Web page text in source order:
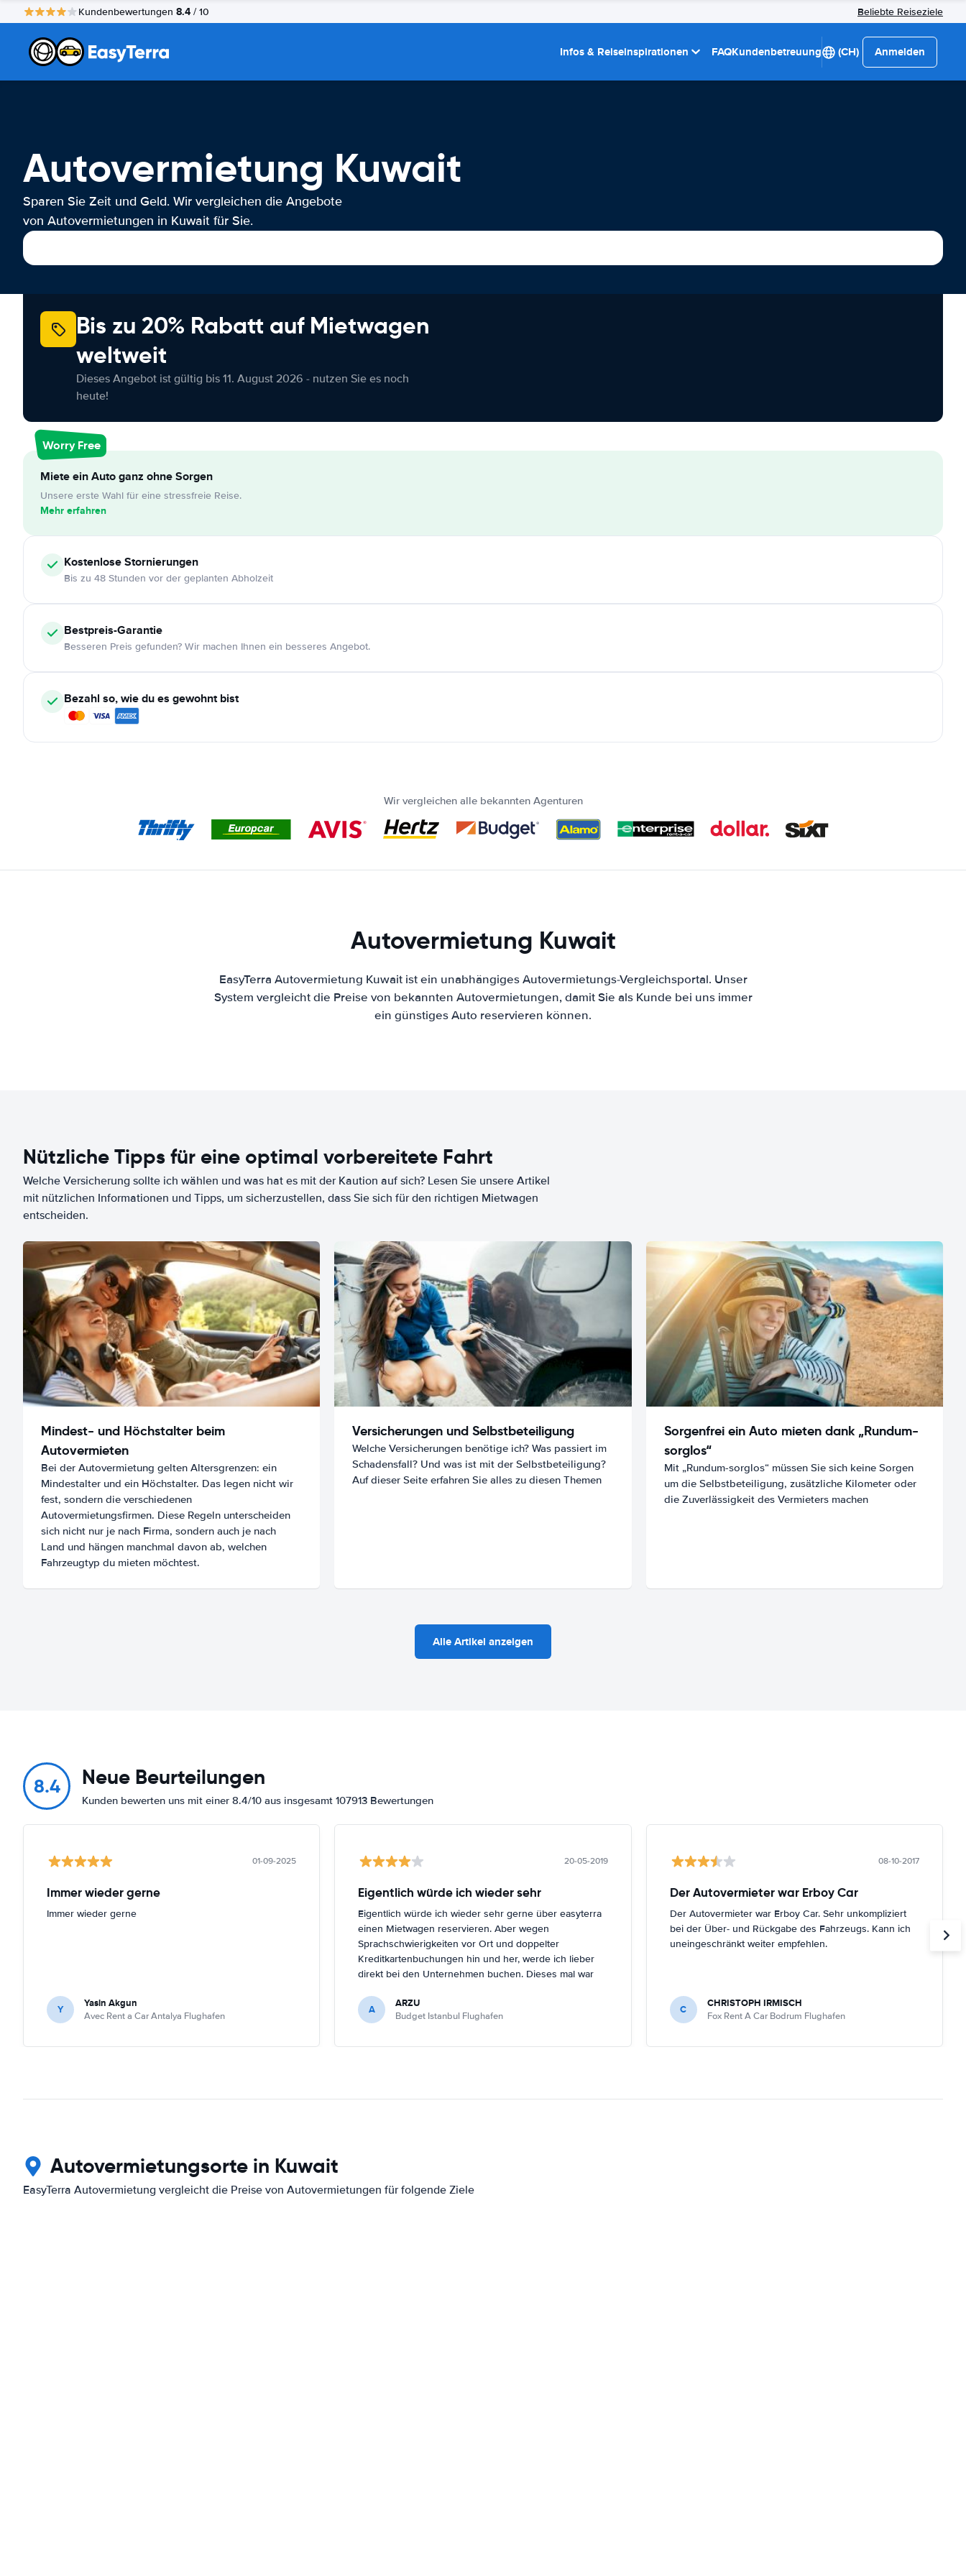
Kundenbewertungen 8.4 / 10 Beliebte Reiseziele
Infos & Reiseinspirationen FAQKundenbetreuung (CH) Anmelden
Autovermietung Kuwait
Sparen Sie Zeit und Geld. Wir vergleichen die Angebote
von Autovermietungen in Kuwait für Sie.
Bis zu 20% Rabatt auf Mietwagen
weltweit
Dieses Angebot ist gültig bis 11. August 2026 - nutzen Sie es noch
heute!
Worry Free
Miete ein Auto ganz ohne Sorgen
Unsere erste Wahl für eine stressfreie Reise.
Mehr erfahren
KostenloseStornierungen
Bis zu 48 Stunden vor der geplanten Abholzeit
Bestpreis-Garantie
Besseren Preis gefunden? Wir machen Ihnen ein besseres Angebot.
Bezahl so, wie du es gewohnt bist
Wir vergleichen alle bekannten Agenturen
Autovermietung Kuwait
EasyTerra Autovermietung Kuwait ist ein unabhängiges Autovermietungs-Vergleichsportal. Unser
System vergleicht die Preise von bekannten Autovermietungen, damit Sie als Kunde bei uns immer
ein günstiges Auto reservieren können.
Nützliche Tipps für eine optimal vorbereitete Fahrt
Welche Versicherung sollte ich wählen und was hat es mit der Kaution auf sich? Lesen Sie unsere Artikel
mit nützlichen Informationen und Tipps, um sicherzustellen, dass Sie sich für den richtigen Mietwagen
entscheiden.
Mindest- und Höchstalter beim
Autovermieten
Bei der Autovermietung gelten Altersgrenzen: ein
Mindestalter und ein Höchstalter. Das legen nicht wir
fest, sondern die verschiedenen
Autovermietungsfirmen. Diese Regeln unterscheiden
sich nicht nur je nach Firma, sondern auch je nach
Land und hängen manchmal davon ab, welchen
Fahrzeugtyp du mieten möchtest.
Versicherungen und Selbstbeteiligung
Welche Versicherungen benötige ich? Was passiert im
Schadensfall? Und was ist mit der Selbstbeteiligung?
Auf dieser Seite erfahren Sie alles zu diesen Themen
Sorgenfrei ein Auto mieten dank „Rundum-
sorglos“
Mit „Rundum-sorglos“ müssen Sie sich keine Sorgen
um die Selbstbeteiligung, zusätzliche Kilometer oder
die Zuverlässigkeit des Vermieters machen
Alle Artikel anzeigen
8.4 Neue Beurteilungen
Kunden bewerten uns mit einer 8.4/10 aus insgesamt 107913 Bewertungen
01-09-2025
Immer wieder gerne
Immer wieder gerne
Y Yasin Akgun
Avec Rent a Car Antalya Flughafen
20-05-2019
Eigentlich würde ich wieder sehr
Eigentlich würde ich wieder sehr gerne über easyterra
einen Mietwagen reservieren. Aber wegen
Sprachschwierigkeiten vor Ort und doppelter
Kreditkartenbuchungen hin und her, werde ich lieber
direkt bei den Unternehmen buchen. Dieses mal war
Mietwagenunternehmen ihre online-Dienste für den
neuen Istanbul-Flughafen nicht aktuallisiert hatten. Ein
buchen.
A ARZU
Budget Istanbul Flughafen
08-10-2017
Der Autovermieter war Erboy Car
Der Autovermieter war Erboy Car. Sehr unkompliziert
bei der Über- und Rückgabe des Fahrzeugs. Kann ich
uneingeschränkt weiter empfehlen.
C CHRISTOPH IRMISCH
Fox Rent A Car Bodrum Flughafen
Autovermietungsorte in Kuwait
EasyTerra Autovermietung vergleicht die Preise von Autovermietungen für folgende Ziele